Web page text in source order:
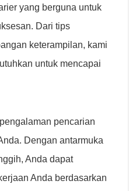
yang berguna untuk
Dari tips
keterampilan, kami
untuk mencapai
pencarian
Dengan antarmuka
Anda dapat
Anda berdasarkan